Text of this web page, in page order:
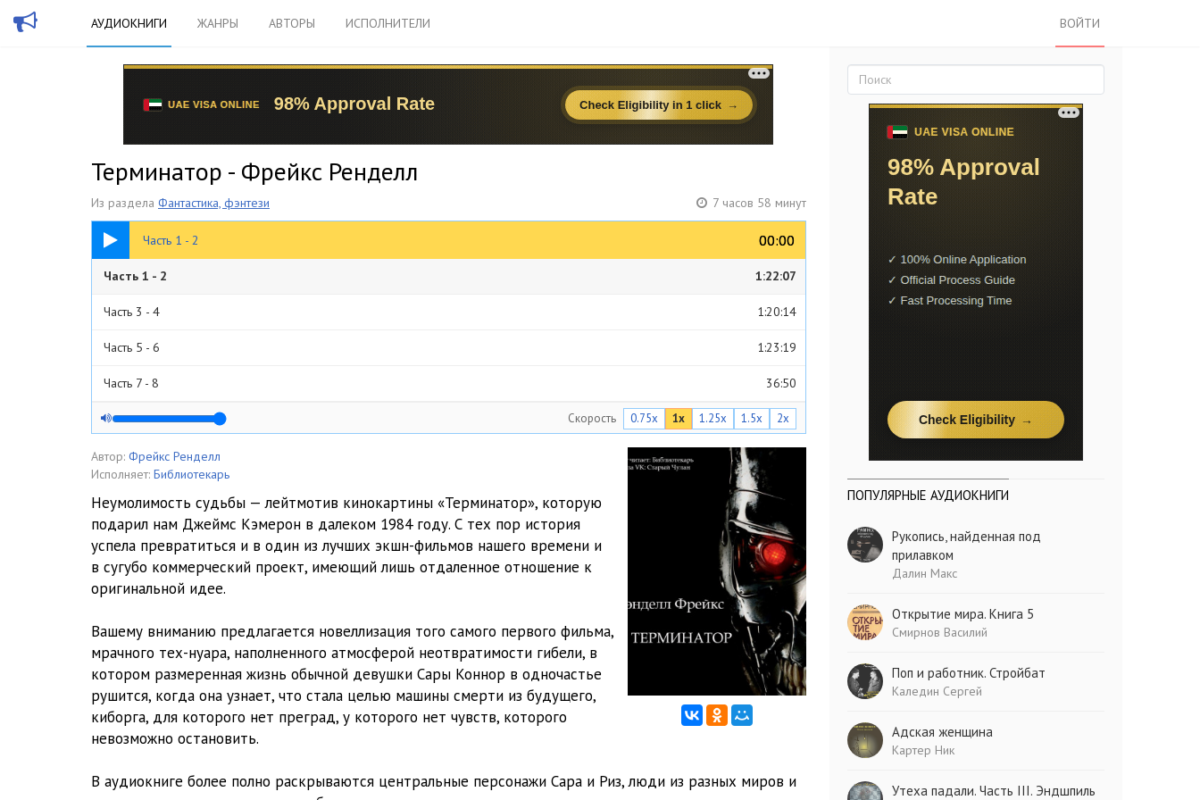
АУДИОКНИГИ ЖАНРЫ АВТОРЫ ИСПОЛНИТЕЛИ ВОЙТИ
Терминатор - Фрейкс Ренделл
Из раздела Фантастика, фэнтези 7 часов 58 минут
Часть 1 - 2 00:00
00:00
1:22:07
Часть 1 - 2 1:22:07
Часть 3 - 4 1:20:14
Часть 5 - 6 1:23:19
Часть 7 - 8 36:50
Часть 9 - 10 1:17:20
Часть 11 - 12 54:29
1:03:55
Скорость 0.75x 1x 1.25x 1.5x 2x
Автор: Фрейкс Ренделл
Исполняет: Библиотекарь
Неумолимость судьбы — лейтмотив кинокартины «Терминатор», которую
подарил нам Джеймс Кэмерон в далеком 1984 году. С тех пор история
успела превратиться и в один из лучших экшн-фильмов нашего времени и
в сугубо коммерческий проект, имеющий лишь отдаленное отношение к
оригинальной идее.
Вашему вниманию предлагается новеллизация того самого первого фильма,
мрачного тех-нуара, наполненного атмосферой неотвратимости гибели, в
котором размеренная жизнь обычной девушки Сары Коннор в одночастье
рушится, когда она узнает, что стала целью машины смерти из будущего,
киборга, для которого нет преград, у которого нет чувств, которого
невозможно остановить.
В аудиокниге более полно раскрываются центральные персонажи Сара и Риз, люди из разных миров и
ПОПУЛЯРНЫЕ АУДИОКНИГИ
Рукопись, найденная под
прилавком
Далин Макс
Открытие мира. Книга 5
Смирнов Василий
Поп и работник. Стройбат
Каледин Сергей
Адская женщина
Картер Ник
Утеха падали. Часть III. Эндшпиль